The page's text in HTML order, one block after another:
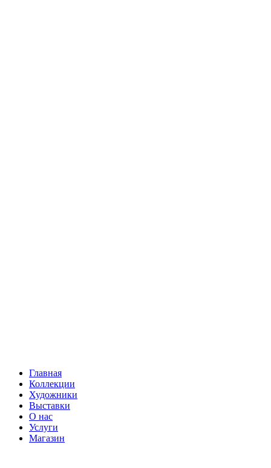
Главная
Коллекции
Художники
Выставки
О нас
Услуги
Магазин